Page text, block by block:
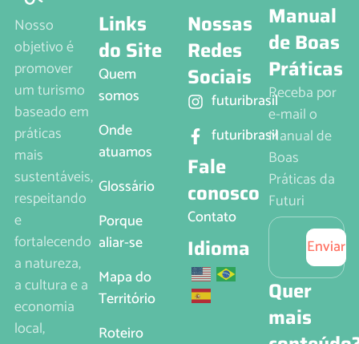
Nosso
objetivo é
promover
um turismo
baseado em
práticas
mais
sustentáveis,
respeitando
e
fortalecendo
a natureza,
a cultura e a
economia
local,
Links
do Site
Quem
somos
Onde
atuamos
Glossário
Porque
aliar-se
Mapa do
Território
Roteiro
Nossas
Redes
Sociais
futuribrasil
futuribrasil
Fale
conosco
Contato
Idioma
Manual
de Boas
Práticas
Receba por
e-mail o
Manual de
Boas
Práticas da
Futuri
Enviar
Quer
mais